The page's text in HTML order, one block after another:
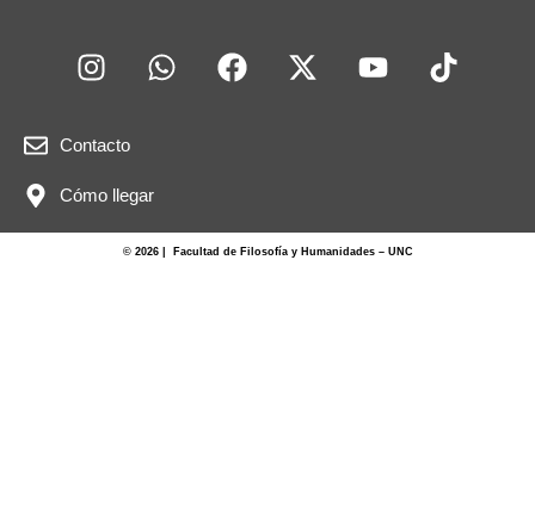
Contacto
Cómo llegar
© 2026 | Facultad de Filosofía y Humanidades – UNC